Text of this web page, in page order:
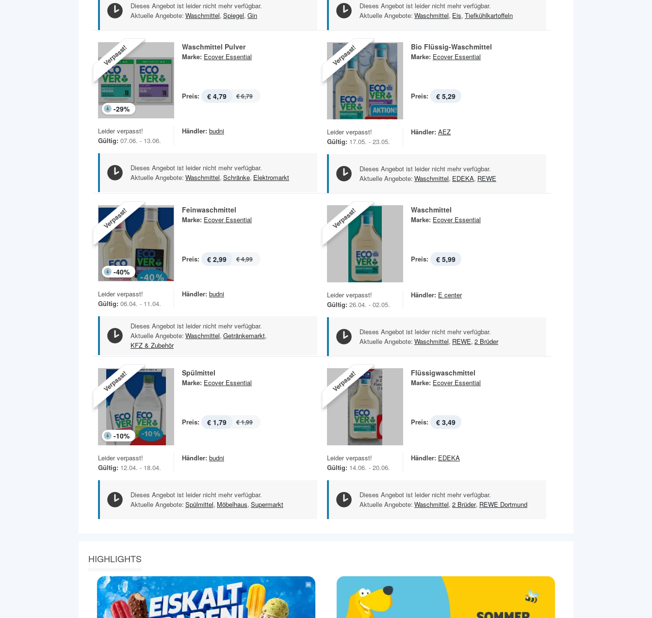
Dieses Angebot ist leider nicht mehr verfügbar.
Aktuelle Angebote: Waschmittel, Spiegel, Gin
Dieses Angebot ist leider nicht mehr verfügbar.
Aktuelle Angebote: Waschmittel, Eis, Tiefkühlkartoffeln
Verpasst!
-29%
Waschmittel Pulver
Marke: Ecover Essential
Preis: € 4,79 € 6,79
Leider verpasst!
Gültig: 07.06. - 13.06.
Händler: budni
Dieses Angebot ist leider nicht mehr verfügbar.
Aktuelle Angebote: Waschmittel, Schränke, Elektromarkt
Verpasst! Bio Flüssig-Waschmittel
Marke: Ecover Essential
Preis: € 5,29
Leider verpasst!
Gültig: 17.05. - 23.05.
Händler: AEZ
Dieses Angebot ist leider nicht mehr verfügbar.
Aktuelle Angebote: Waschmittel, EDEKA, REWE
Verpasst!
-40%
Feinwaschmittel
Marke: Ecover Essential
Preis: € 2,99 € 4,99
Leider verpasst!
Gültig: 06.04. - 11.04.
Händler: budni
Dieses Angebot ist leider nicht mehr verfügbar.
Aktuelle Angebote: Waschmittel, Getränkemarkt,
KFZ & Zubehör
Verpasst! Waschmittel
Marke: Ecover Essential
Preis: € 5,99
Leider verpasst!
Gültig: 26.04. - 02.05.
Händler: E center
Dieses Angebot ist leider nicht mehr verfügbar.
Aktuelle Angebote: Waschmittel, REWE, 2 Brüder
Verpasst!
-10%
Spülmittel
Marke: Ecover Essential
Preis: € 1,79 € 1,99
Leider verpasst!
Gültig: 12.04. - 18.04.
Händler: budni
Dieses Angebot ist leider nicht mehr verfügbar.
Aktuelle Angebote: Spülmittel, Möbelhaus, Supermarkt
Verpasst! Flüssigwaschmittel
Marke: Ecover Essential
Preis: € 3,49
Leider verpasst!
Gültig: 14.06. - 20.06.
Händler: EDEKA
Dieses Angebot ist leider nicht mehr verfügbar.
Aktuelle Angebote: Waschmittel, 2 Brüder, REWE Dortmund
HIGHLIGHTS